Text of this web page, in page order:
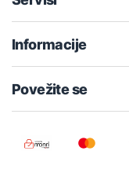
Informacije
Povežite se